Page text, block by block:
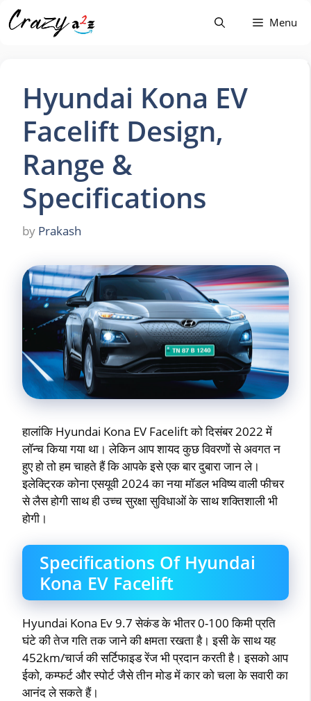
Skip
to
Menu
Hyundai Kona EV
Facelift Design,
Range &
Specifications
by Prakash
हालांकि Hyundai Kona EV Facelift को दिसंबर 2022 में
लॉन्च किया गया था। लेकिन आप शायद कुछ विवरणों से अवगत न
हुए हो तो हम चाहते हैं कि आपके इसे एक बार दुबारा जान ले।
इलेक्ट्रिक कोना एसयूवी 2024 का नया मॉडल भविष्य वाली फीचर
से लैस होगी साथ ही उच्च सुरक्षा सुविधाओं के साथ शक्तिशाली भी
होगी।
Specifications Of Hyundai
Kona EV Facelift
Hyundai Kona Ev 9.7 सेकंड के भीतर 0-100 किमी प्रति
घंटे की तेज गति तक जाने की क्षमता रखता है। इसी के साथ यह
452km/चार्ज की सर्टिफाइड रेंज भी प्रदान करती है। इसको आप
ईको, कम्फर्ट और स्पोर्ट जैसे तीन मोड में कार को चला के सवारी का
आनंद ले सकते हैं।